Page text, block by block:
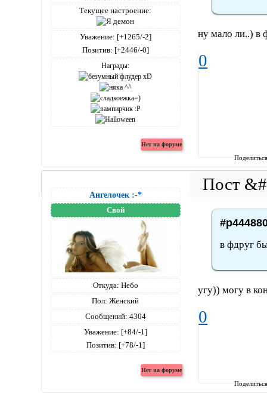
Текущее настроение:
Уважение: [+1265/-2]
Позитив: [+2446/-0]
Награды:
ну мало ли..) в
0
Ангелочек :-*
Свой
Откуда: Небо
Пол: Женский
Сообщений: 4304
Уважение: [+84/-1]
Позитив: [+78/-1]
в фдруг
угу)) могу в
0